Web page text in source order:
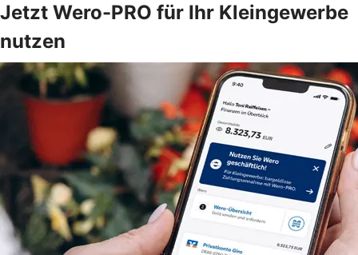
Jetzt Wero-PRO für Ihr Kleingewerbe
nutzen